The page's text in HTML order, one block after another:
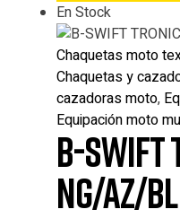
En Stock
Chaquetas moto
Chaquetas y
cazadoras moto,
Equipación moto
B-SWIFT
NG/AZ/BL